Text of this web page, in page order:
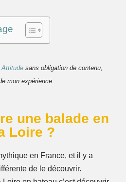
Attitude sans obligation de contenu,
mon expérience
une balade en
Loire ?
en France, et il y a
de le découvrir.